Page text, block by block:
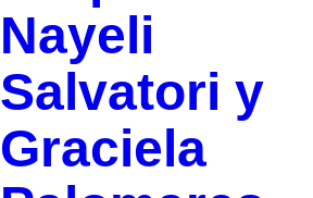
Nayeli
Salvatori y
Graciela